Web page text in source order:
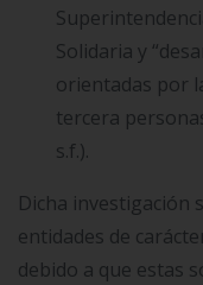
Solidaria y
orientadas por
tercera
s.f.).
Dicha investigación
entidades de
debido a que estas